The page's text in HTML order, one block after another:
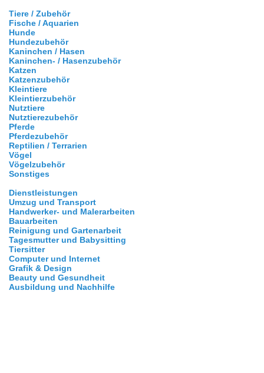
Tiere / Zubehör
Fische / Aquarien
Hunde
Hundezubehör
Kaninchen / Hasen
Kaninchen- / Hasenzubehör
Katzen
Katzenzubehör
Kleintiere
Kleintierzubehör
Nutztiere
Nutztierezubehör
Pferde
Pferdezubehör
Reptilien / Terrarien
Vögel
Vögelzubehör
Sonstiges
Dienstleistungen
Umzug und Transport
Handwerker- und Malerarbeiten
Bauarbeiten
Reinigung und Gartenarbeit
Tagesmutter und Babysitting
Tiersitter
Computer und Internet
Grafik & Design
Beauty und Gesundheit
Ausbildung und Nachhilfe